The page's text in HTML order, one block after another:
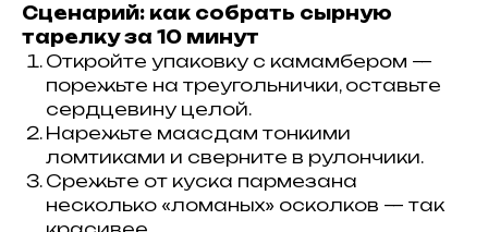
Сценарий: как собрать сырную
тарелку за 10 минут
Откройте упаковку с камамбером —
порежьте на треугольнички, оставьте
сердцевину целой.
Нарежьте маасдам тонкими
ломтиками и сверните в рулончики.
Срежьте от куска пармезана
несколько «ломаных» осколков — так